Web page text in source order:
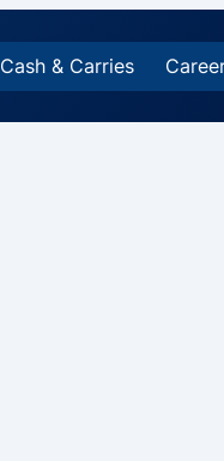
Cash & Carries